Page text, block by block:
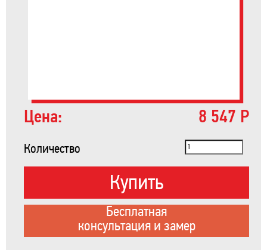
Цена: 8 547 Р
Количество
Купить
Бесплатная
консультация и замер